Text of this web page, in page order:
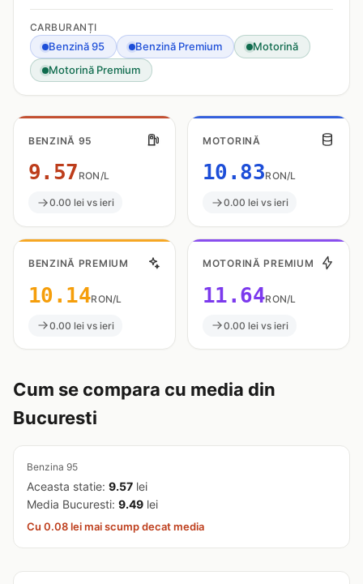
CARBURANȚI
Benzină 95 Benzină Premium
Motorină
Motorină Premium
BENZINĂ 95
9.57 RON/L
0.00 lei vs ieri
MOTORINĂ
10.83RON/L
0.00 lei vs ieri
BENZINĂ PREMIUM
10.14RON/L
0.00 lei vs ieri
MOTORINĂ PREMIUM
11.64RON/L
0.00 lei vs ieri
Cum se compara cu media din
Bucuresti
Benzina 95
Aceasta statie: 9.57 lei
Media Bucuresti: 9.49 lei
Cu 0.08 lei mai scump decat media